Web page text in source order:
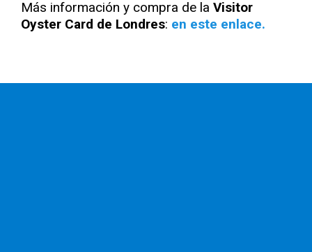
Más información y compra de la Visitor
Oyster Card de Londres: en este enlace.